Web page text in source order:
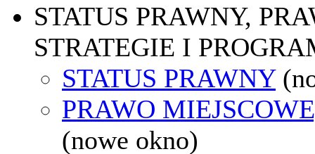
STATUS PRAWNY,
STRATEGIE I
STATUS PRAWNY
PRAWO
(nowe okno)